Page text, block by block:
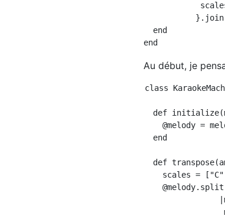
           }.join
  end
Au début, je
class
def
@melody =
  end
def
scales =